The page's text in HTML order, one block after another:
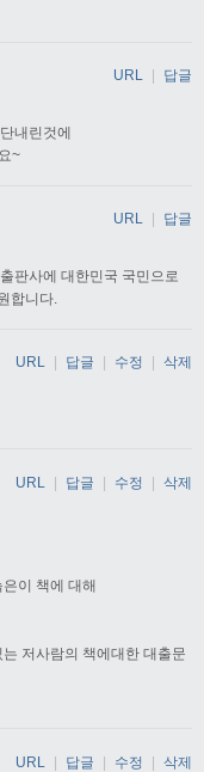
내린것에
~
URL 답글
판사에 대한민국 국민으로
합니다.
URL 답글
URL 답글 수정 삭제
이 책에 대해
저사람의 책에대한 대출문
URL | 답글 | 수정 | 삭제
URL | 답글 | 수정 | 삭제